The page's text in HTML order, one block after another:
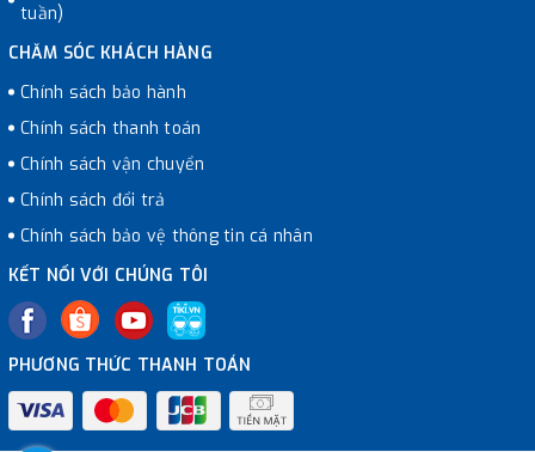
tuần)
CHĂM SÓC KHÁCH HÀNG
Chính sách bảo hành
Chính sách thanh toán
Chính sách vận chuyển
Chính sách đổi trả
Chính sách bảo vệ thông tin cá nhân
KẾT NỐI VỚI CHÚNG TÔI
PHƯƠNG THỨC THANH TOÁN